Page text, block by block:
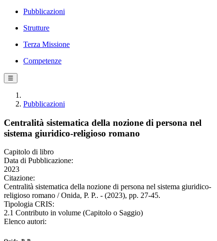
Pubblicazioni
Strutture
Terza Missione
Competenze
☰
Pubblicazioni
Centralità sistematica della nozione di persona nel
sistema giuridico-religioso romano
Capitolo di libro
Data di Pubblicazione:
2023
Citazione:
Centralità sistematica della nozione di persona nel sistema giuridico-
religioso romano / Onida, P. P.. - (2023), pp. 27-45.
Tipologia CRIS:
2.1 Contributo in volume (Capitolo o Saggio)
Elenco autori: